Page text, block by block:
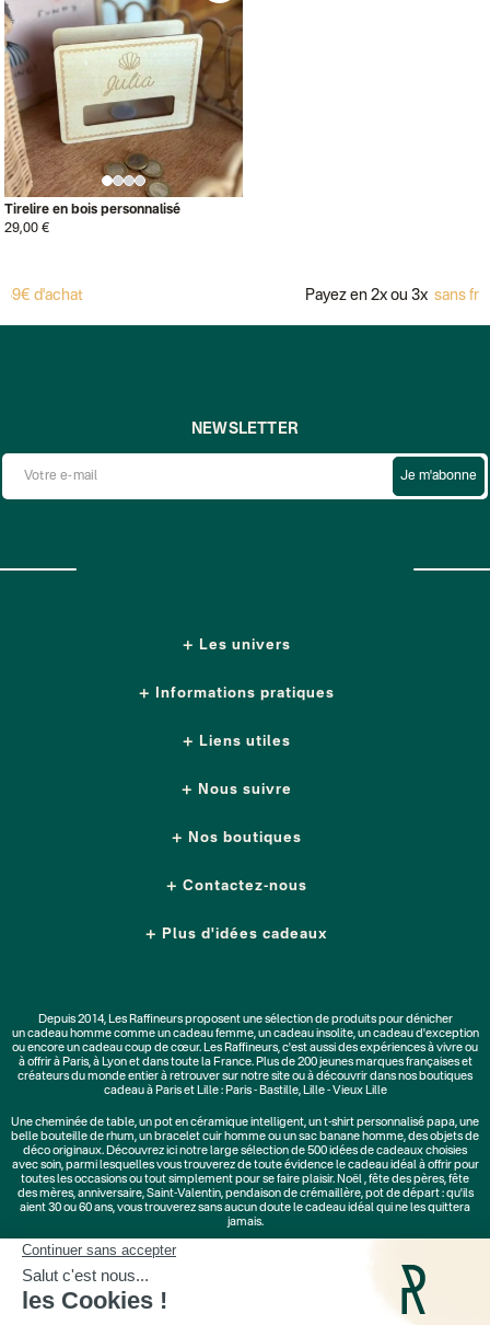
Tirelire en bois personnalisé
29,00 €
d'achat Payez en 2x ou 3x sans frais
Les univers
Informations pratiques
Liens utiles
NEWSLETTER
Je m'abonne
Nous suivre
Nos boutiques
Contactez-nous
Plus d'idées cadeaux
Depuis 2014, Les Raffineurs proposent une sélection de produits pour dénicher
uncadeau hommecomme un cadeau femme, uncadeau insolite, uncadeau d'exception
ou encore un cadeau coup de cœur. Les Raffineurs, c'est aussi desexpériences à vivreou
à offrir à Paris, à Lyon et dans toute la France. Plus de200 jeunes marquesfrançaises et
créateurs du monde entier à retrouver sur notre site ou à découvrir dans nos boutiques
cadeau à Paris et Lille : Paris - Bastille, Lille - Vieux Lille
Unecheminée de table, unpot en céramique intelligent, unt-shirt personnalisé papa, une
belle bouteille de rhum, un bracelet cuir hommeou unsac banane homme, desobjets de
déco originaux. Découvrez ici notre large sélection de500 idées de cadeauxchoisies
avec soin, parmi lesquelles vous trouverez de toute évidence le cadeau idéal à offrir pour
toutes les occasions ou tout simplement pour se faire plaisir. Noël,fête des pères,fête
des mères,anniversaire,Saint-Valentin,pendaison de crémaillère, pot de départ : qu'ils
aient 30 ou 60 ans, vous trouverez sans aucun doute le cadeau idéal qui ne les quittera
jamais.
Cadeaux Saint-Valentin|Cadeaux Fête des Grands-Mères
Cadeaux Fête des Pères
Cadeaux Secret Santa